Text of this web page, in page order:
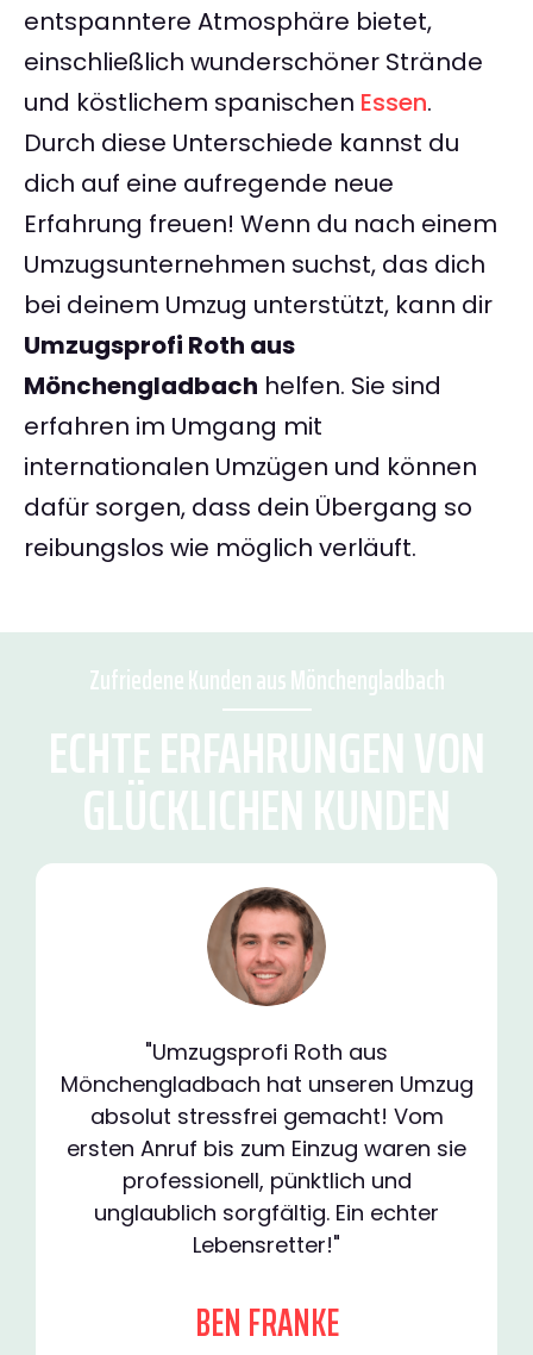
entspanntere Atmosphäre bietet,
einschließlich wunderschöner Strände
und köstlichem spanischen Essen.
Durch diese Unterschiede kannst du
dich auf eine aufregende neue
Erfahrung freuen! Wenn du nach einem
Umzugsunternehmen suchst, das dich
bei deinem Umzug unterstützt, kann dir
Umzugsprofi Roth aus
Mönchengladbach helfen. Sie sind
erfahren im Umgang mit
internationalen Umzügen und können
dafür sorgen, dass dein Übergang so
reibungslos wie möglich verläuft.
Zufriedene Kunden aus Mönchengladbach
ECHTE ERFAHRUNGEN VON
GLÜCKLICHEN KUNDEN
"Umzugsprofi Roth aus
Mönchengladbach hat unseren Umzug
absolut stressfrei gemacht! Vom
ersten Anruf bis zum Einzug waren sie
professionell, pünktlich und
unglaublich sorgfältig. Ein echter
Lebensretter!"
BEN FRANKE